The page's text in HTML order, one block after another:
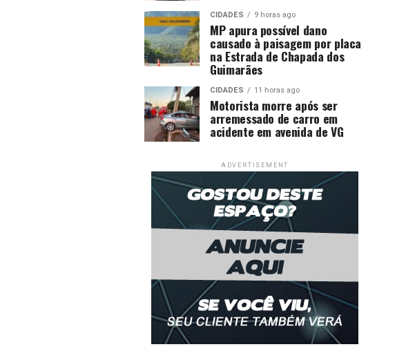
CIDADES 9 horas ago
MP apura possível dano
causado à paisagem por placa
na Estrada de Chapada dos
Guimarães
CIDADES 11 horas ago
Motorista morre após ser
arremessado de carro em
acidente em avenida de VG
ADVERTISEMENT